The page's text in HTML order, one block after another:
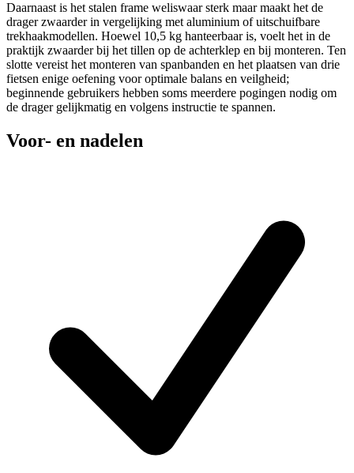
Daarnaast is het stalen frame weliswaar sterk maar maakt het de
drager zwaarder in vergelijking met aluminium of uitschuifbare
trekhaakmodellen. Hoewel 10,5 kg hanteerbaar is, voelt het in de
praktijk zwaarder bij het tillen op de achterklep en bij monteren. Ten
slotte vereist het monteren van spanbanden en het plaatsen van drie
fietsen enige oefening voor optimale balans en veilgheid;
beginnende gebruikers hebben soms meerdere pogingen nodig om
de drager gelijkmatig en volgens instructie te spannen.
Voor- en nadelen